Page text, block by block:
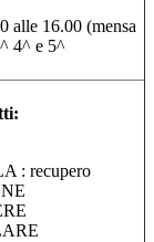
alle 16.00 (mensa
4^ e 5^
: recupero